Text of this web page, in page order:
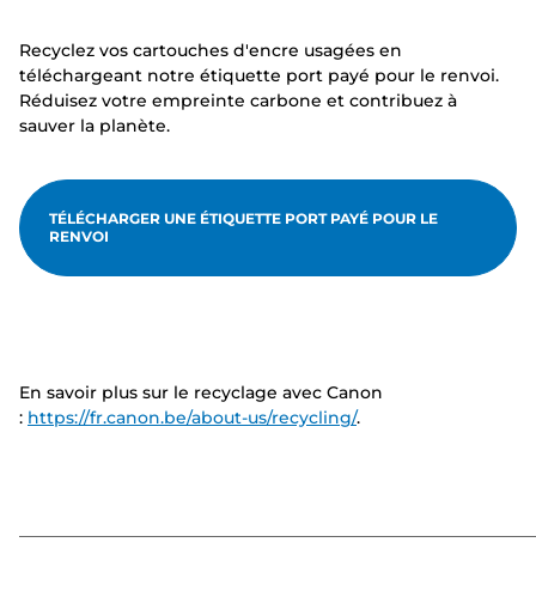
Recyclez vos cartouches d'encre usagées en
téléchargeant notre étiquette port payé pour le renvoi.
Réduisez votre empreinte carbone et contribuez à
sauver la planète.
TÉLÉCHARGER UNE ÉTIQUETTE PORT PAYÉ POUR LE
RENVOI
En savoir plus sur le recyclage avec Canon
: https://fr.canon.be/about-us/recycling/.